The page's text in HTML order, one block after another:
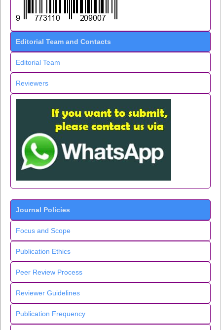
Editorial Team and Contacts
Editorial Team
Reviewers
Journal Policies
Focus and Scope
Publication Ethics
Peer Review Process
Reviewer Guidelines
Publication Frequency